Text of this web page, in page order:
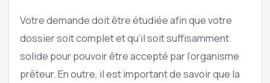
Votre demande doit être étudiée afin que votre
dossier soit complet et qu’il soit suffisamment
solide pour pouvoir être accepté par l’organisme
prêteur. En outre, il est important de savoir que la